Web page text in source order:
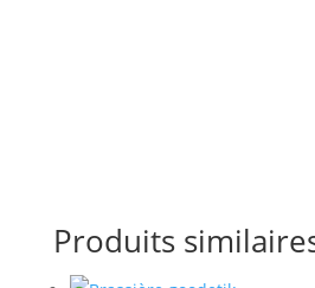
Produits